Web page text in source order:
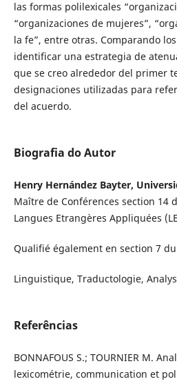
las formas polilexicales
“organizaciones de mujeres”,
la fe”, entre otras. Comparando
identificar una estrategia de
que se creo alrededor del primer
designaciones utilizadas para
del acuerdo.
Biografia do Autor
Henry Hernández Bayter,
Maître de Conférences section 14
Langues Etrangères Appliquées
Qualifié également en section 7 du
Linguistique, Traductologie,
Referências
BONNAFOUS S.; TOURNIER M.
lexicométrie, communication et